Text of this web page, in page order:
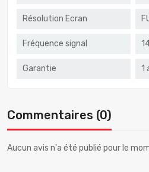
Résolution Ecran
Fréquence signal
Garantie 1
Commentaires (0)
Aucun avis n'a été publié pour le